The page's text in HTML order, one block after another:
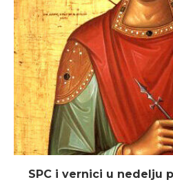
SPC i vernici u nedelju